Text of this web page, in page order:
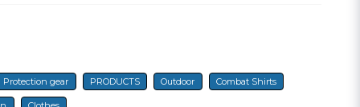
email
E-mail
Protection gear PRODUCTS Outdoor Combat Shirts